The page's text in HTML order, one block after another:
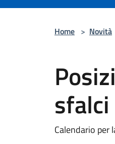
Home > Novità
Calendario per